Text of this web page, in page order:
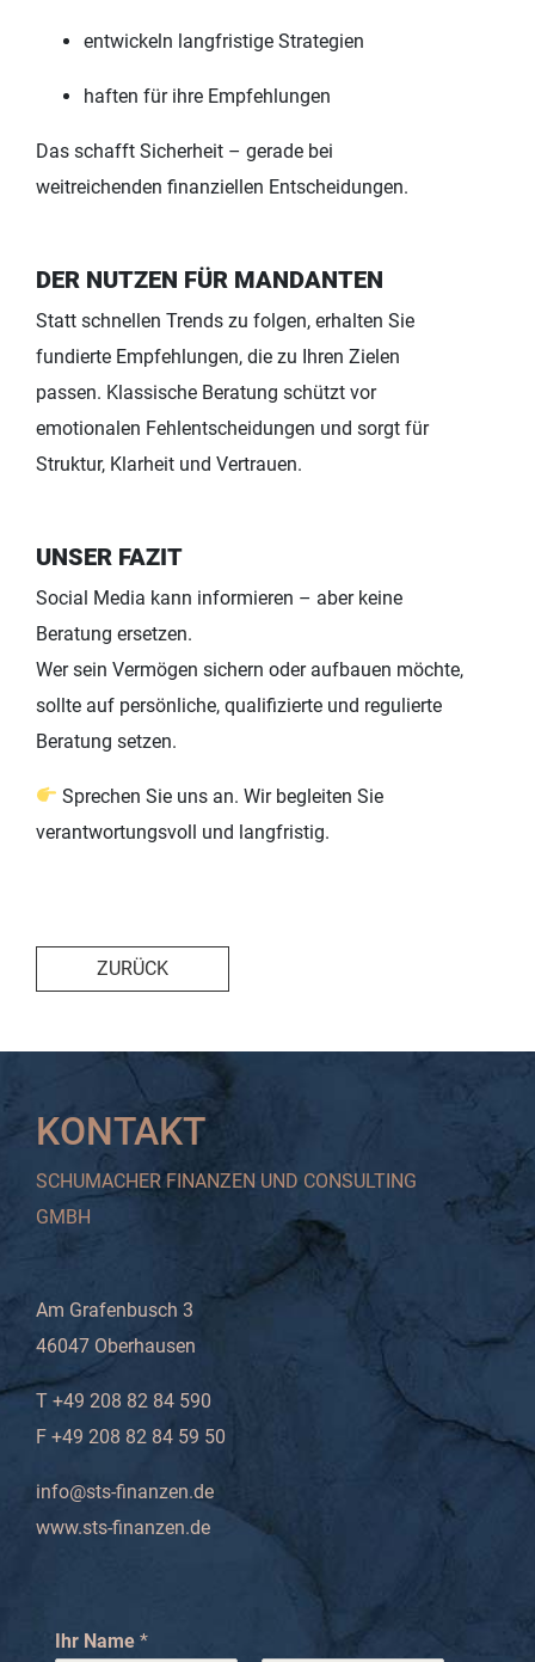
entwickeln langfristige Strategien
haften für ihre Empfehlungen
Das schafft Sicherheit – gerade bei
weitreichenden finanziellen Entscheidungen.
DER NUTZEN FÜR MANDANTEN
Statt schnellen Trends zu folgen, erhalten Sie
fundierte Empfehlungen, die zu Ihren Zielen
passen. Klassische Beratung schützt vor
emotionalen Fehlentscheidungen und sorgt für
Struktur, Klarheit und Vertrauen.
UNSER FAZIT
Social Media kann informieren – aber keine
Beratung ersetzen.
Wer sein Vermögen sichern oder aufbauen möchte,
sollte auf persönliche, qualifizierte und regulierte
Beratung setzen.
Sprechen Sie uns an. Wir begleiten Sie
verantwortungsvoll und langfristig.
ZURÜCK
KONTAKT
SCHUMACHER FINANZEN UND CONSULTING
GMBH
Am Grafenbusch 3
46047 Oberhausen
T +49 208 82 84 590
F +49 208 82 84 59 50
info@sts-finanzen.de
www.sts-finanzen.de
Ihr Name *